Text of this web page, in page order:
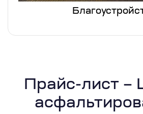
Прайс-лист –